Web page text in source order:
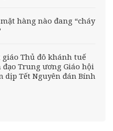
hàng nào đang “cháy
giáo Thủ đô khánh tuế
đạo Trung ương Giáo hội
dịp Tết Nguyên đán Bính